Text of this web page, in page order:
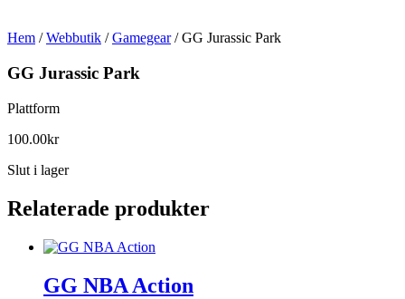
Hem /Webbutik /Gamegear/ GG Jurassic Park
GG Jurassic Park
Plattform
100.00kr
Slut i lager
Relaterade produkter
GG NBA Action